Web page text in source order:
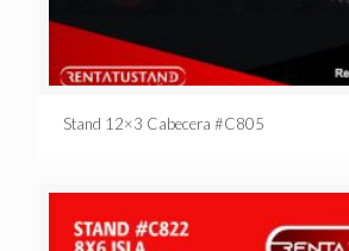
Stand 12×3 Cabecera #C805